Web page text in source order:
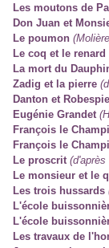
Les moutons de
Don Juan et
Le poumon
Le coq et le renard
La mort du
Zadig et la pierre
Danton et
Eugénie Grandet
François le
François le
Le proscrit
Le monsieur et le
Les trois hussards
L'école
L'école
Les travaux de